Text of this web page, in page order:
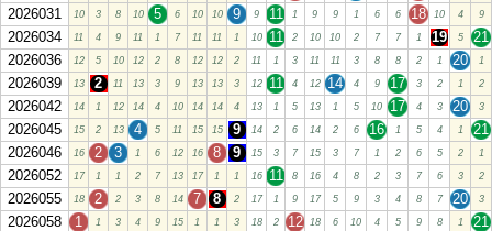
2026031 10 3 8 10 5 6 10 10 9 9 11 1 9 9 1 6 6 18 10 4 9
2026034 11 4 9 11 1 7 11 11 1 10 11 2 10 10 2 7 7 1 19 5
21
2026036
12 5 10 12 2 8 12 12 2 11 1 3 11 11 3 8 8 2 1 20 1
2026039 13 2 11 13 3 9 13 13 3 12 11 4 12 14 4 9 17 3 2 1 2
2026042 14 1 12 14 4 10 14 14 4 13 1 5 13 1 5 10 17 4 3 20 3
2026045 15 2 13 4 5 11 15 15 9 14 2 6 14 2 6 16 1 5 4 1
21
2026046
16 2 3 1 6 12 16 8 9 15 3 7 15 3 7 1 2 6 5 2 1
2026052 17 1 1 2 7 13 17 1 1 16 11 8 16 4 8 2 3 7 6 3 2
2026055 18 2 2 3 8 14 7 8 2 17 1 9 17 5 9 3 4 8 7 20 3
2026058 1 1 3 4 9 15 1 1 3 18 2 12 18 6 10 4 5 9 8 1
21